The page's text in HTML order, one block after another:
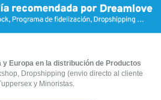
y Europa en la distribución de Productos
Dropshipping (envio directo al cliente
y Minoristas.